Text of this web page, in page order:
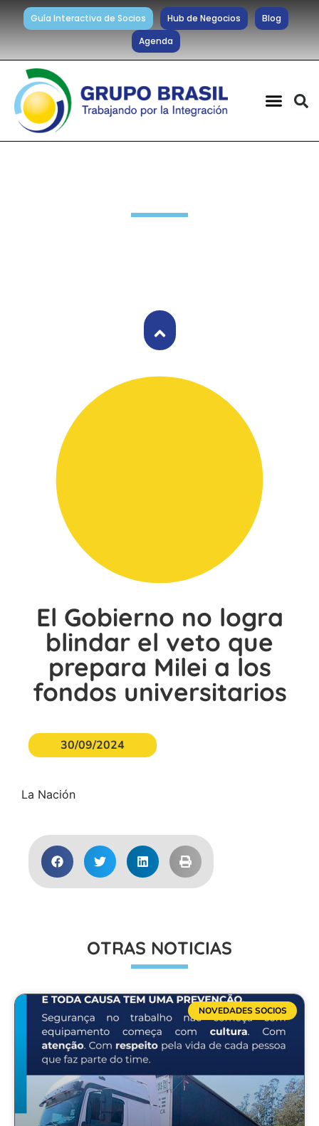
Guía Interactiva de Socios Hub de Negocios
Blog
Agenda
El Gobierno no logra
blindar el veto que
prepara Milei a los
fondos universitarios
30/09/2024
La Nación
OTRAS NOTICIAS
NOVEDADES SOCIOS